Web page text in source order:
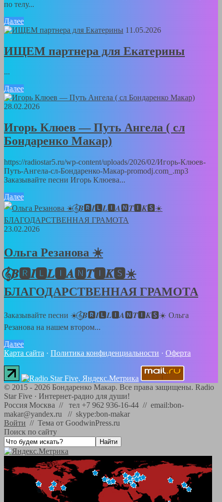
по телу...
Далее
11.05.2026
ИЩЕМ партнера для Екатерины
...
Далее
28.02.2026
Игорь Клюев — Путь Ангела ( сл
Бондаренко Макар)
https://radiostar5.ru/wp-content/uploads/2026/02/Игорь-Клюев-
Путь-Ангела-сл-Бондаренко-Макар-promodj.com_.mp3
Заказывайте песни Игорь Клюева...
Далее
23.02.2026
Ольга Резанова ☀️
𝄞⃝𝑩🆁𝑰🅻𝑳🅸𝑨🅽𝑻🅸𝑲🆂☀️
БЛАГОДАРСТВЕННАЯ ГРАМОТА
Заказывайте песни ☀️𝄞⃝𝑩🆁𝑰🅻𝑳🅸𝑨🅽𝑻🅸𝑲🆂☀️ Ольга
Резанова на нашем втором...
Далее
Карта сайта · Политика конфиденциальности · Оферта
© 2015 - 2026 Бондаренко Макар. Все права защищены. Radio
Star Five · Интернет-радио для души!
Россия Москва // тел +7 962 936-16-44 // email:bon-
makar@yandex.ru // skype:bon-makar
Войти // Тема от GoodwinPress.ru
Поиск по сайту